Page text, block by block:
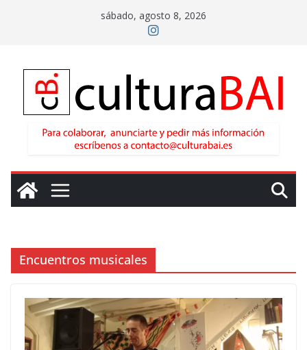
sábado, agosto 8, 2026
Encuentros musicales